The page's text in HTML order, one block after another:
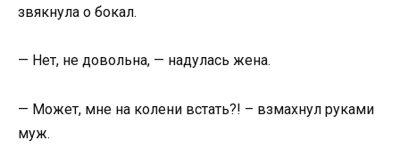
звякнула о бокал.
— Нет, не довольна, — надулась жена.
— Может, мне на колени встать?! – взмахнул руками
муж.